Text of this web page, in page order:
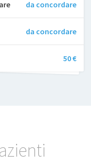
da concordare
da concordare
50 €